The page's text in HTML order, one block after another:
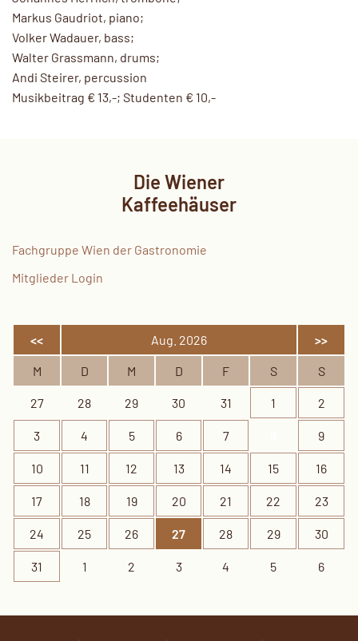
Markus Gaudriot, piano;
Volker Wadauer, bass;
Walter Grassmann, drums;
Andi Steirer, percussion
Musikbeitrag € 13,-; Studenten € 10,-
Die Wiener
Kaffeehäuser
Fachgruppe Wien der Gastronomie
Mitglieder Login
<< Aug. 2026 >>
M D M D F S S
27 28 29 30 31 1 2
3 4 5 6 7 9
10 11 12 13 14 15 16
17 18 19 20 21 22 23
24 25 26 27 28 29 30
31 1 2 3 4 5 6